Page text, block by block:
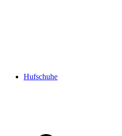
Hufschuhe